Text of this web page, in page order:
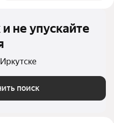
не упускайте
поиск